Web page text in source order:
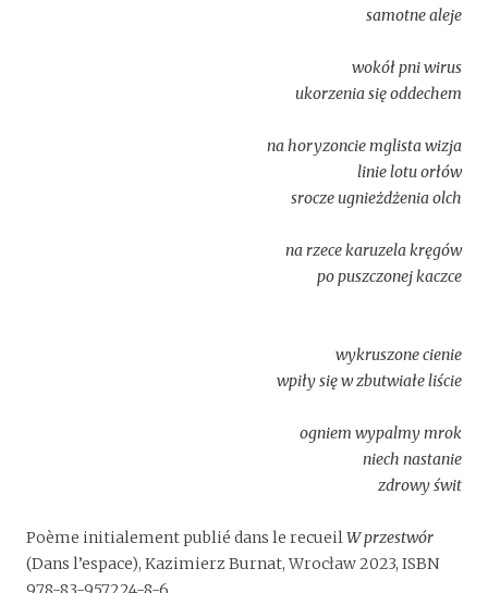
samotne aleje
wokół pni wirus
ukorzenia się oddechem
na horyzoncie mglista wizja
linie lotu orłów
srocze ugnieżdżenia olch
na rzece karuzela kręgów
po puszczonej kaczce
wykruszone cienie
wpiły się w zbutwiałe liście
ogniem wypalmy mrok
niech nastanie
zdrowy świt
Poème initialement publié dans le recueilW przestwór
(Dans l’espace), Kazimierz Burnat, Wrocław 2023, ISBN